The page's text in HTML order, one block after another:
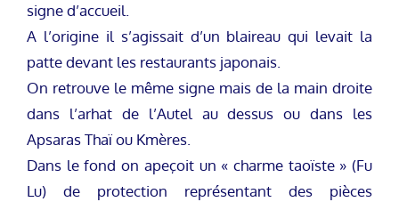
signe d’accueil.
A l’origine il s’agissait d’un blaireau qui levait la
patte devant les restaurants japonais.
On retrouve le même signe mais de la main droite
dans l’arhat de l’Autel au dessus ou dans les
Apsaras Thaï ou Kmères.
Dans le fond on apeçoit un « charme taoïste » (Fu
Lu) de protection représentant des pièces